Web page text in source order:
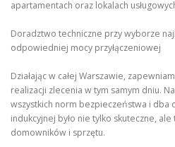
apartamentach oraz lokalach
Doradztwo techniczne przy wyborze
odpowiedniej mocy przyłączeniowej
Działając w całej Warszawie,
realizacji zlecenia w tym samym dniu.
wszystkich norm bezpieczeństwa i dba
indukcyjnej było nie tylko skuteczne,
domowników i sprzętu.